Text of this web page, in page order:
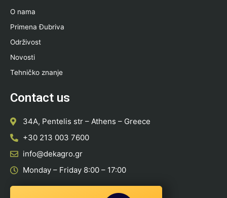
O nama
Primena Đubriva
Održivost
Novosti
Tehničko znanje
Contact us
34A, Pentelis str – Athens – Greece
+30 213 003 7600
info@dekagro.gr
Monday – Friday 8:00 – 17:00